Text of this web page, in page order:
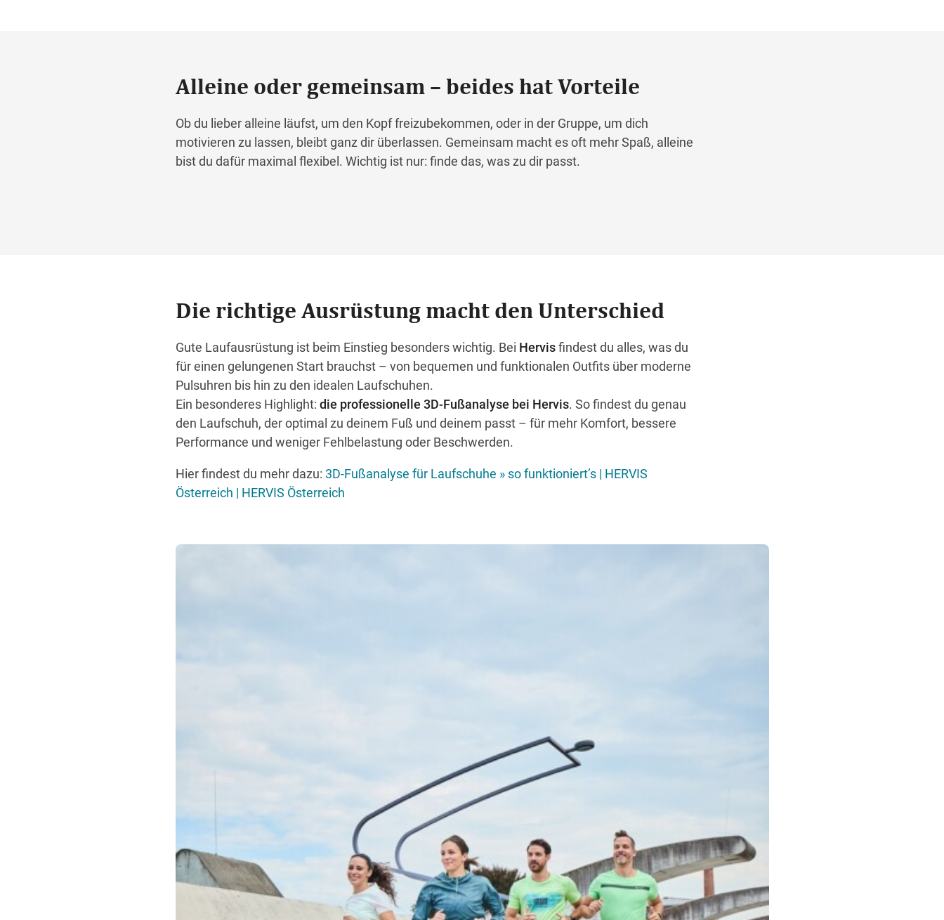
Alleine oder gemeinsam – beides hat Vorteile
Ob du lieber alleine läufst, um den Kopf freizubekommen, oder in der Gruppe, um dich
motivieren zu lassen, bleibt ganz dir überlassen. Gemeinsam macht es oft mehr Spaß, alleine
bist du dafür maximal flexibel. Wichtig ist nur: finde das, was zu dir passt.
Die richtige Ausrüstung macht den Unterschied
Gute Laufausrüstung ist beim Einstieg besonders wichtig. Bei Hervisfindest du alles, was du
für einen gelungenen Start brauchst – von bequemen und funktionalen Outfits über moderne
Pulsuhren bis hin zu den idealen Laufschuhen.
Ein besonderes Highlight: die professionelle 3D-Fußanalyse bei Hervis. So findest du genau
den Laufschuh, der optimal zu deinem Fuß und deinem passt – für mehr Komfort, bessere
Performance und weniger Fehlbelastung oder Beschwerden.
Hier findest du mehr dazu: 3D-Fußanalyse für Laufschuhe » so funktioniert’s | HERVIS
Österreich | HERVIS Österreich